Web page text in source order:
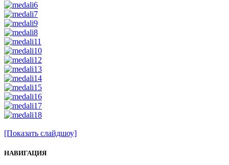
[Показать слайдшоу]
НАВИГАЦИЯ